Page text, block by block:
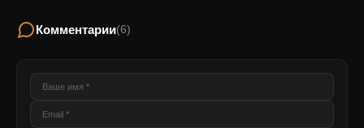
Комментарии(6)